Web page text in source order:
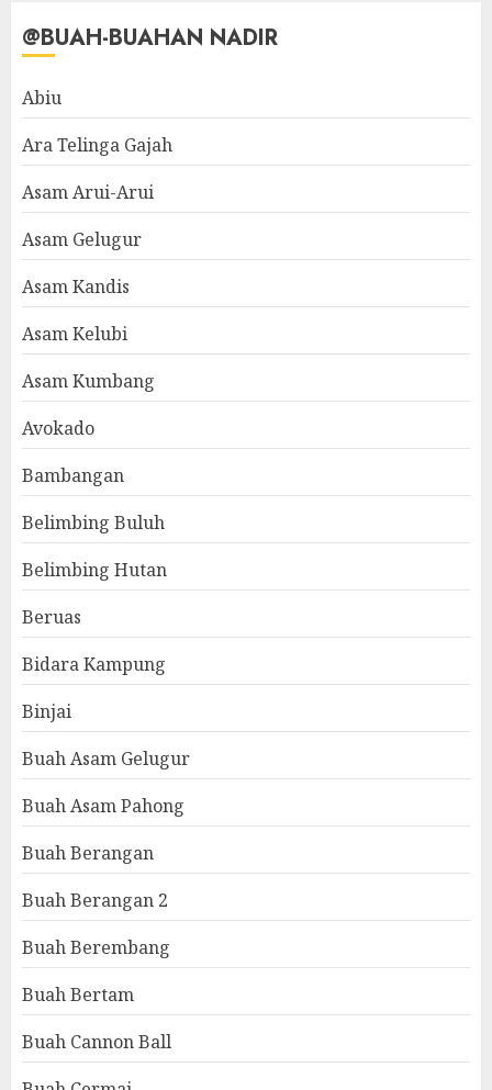
@BUAH-BUAHAN NADIR
Abiu
Ara Telinga Gajah
Asam Arui-Arui
Asam Gelugur
Asam Kandis
Asam Kelubi
Asam Kumbang
Avokado
Bambangan
Belimbing Buluh
Belimbing Hutan
Beruas
Bidara Kampung
Binjai
Buah Asam Gelugur
Buah Asam Pahong
Buah Berangan
Buah Berangan 2
Buah Berembang
Buah Bertam
Buah Cannon Ball